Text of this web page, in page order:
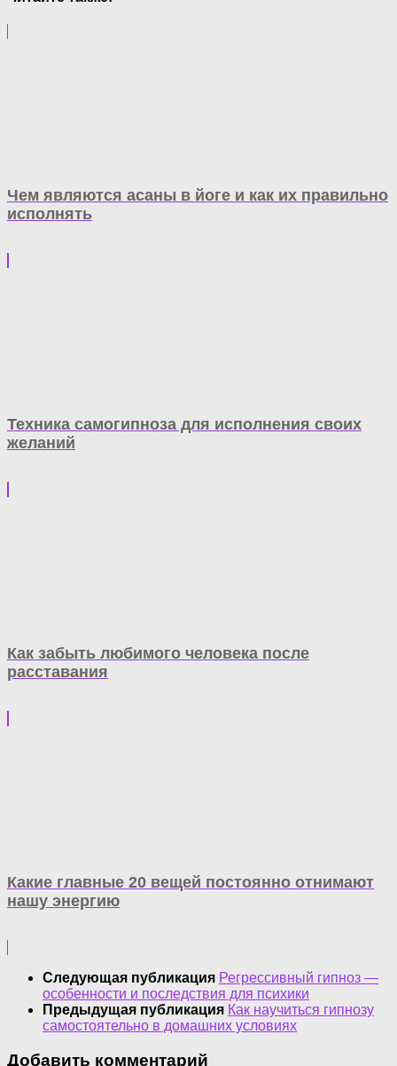
Чем являются асаны в йоге и как их правильно
исполнять
Техника самогипноза для исполнения своих
желаний
Как забыть любимого человека после
расставания
Какие главные 20 вещей постоянно отнимают
нашу энергию
Следующая публикация Регрессивный гипноз —
особенности и последствия для психики
Предыдущая публикация Как научиться гипнозу
самостоятельно в домашних условиях
Добавить комментарий